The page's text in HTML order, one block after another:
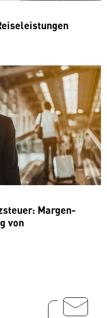
Margen-
von